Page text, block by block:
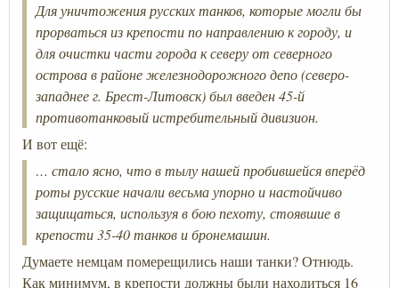
Для уничтожения русских танков, которые могли бы
прорваться из крепости по направлению к городу, и
для очистки части города к северу от северного
острова в районе железнодорожного депо (северо-
западнее г. Брест-Литовск) был введен 45-й
противотанковый истребительный дивизион.
И вот ещё:
… стало ясно, что в тылу нашей пробившейся вперёд
роты русские начали весьма упорно и настойчиво
защищаться, используя в бою пехоту, стоявшие в
крепости 35-40 танков и бронемашин.
Думаете немцам померещились наши танки? Отнюдь.
Как минимум, в крепости должны были находиться 16